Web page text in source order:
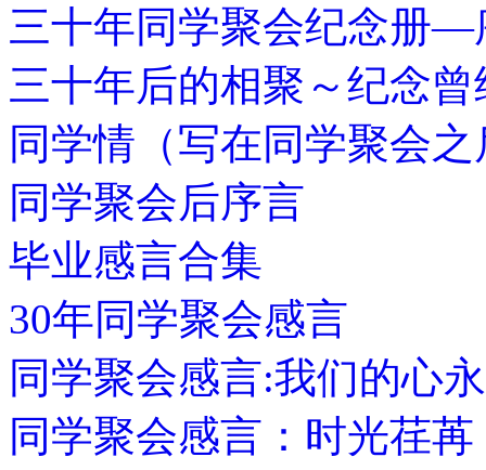
三十年同学聚会纪念册—
三十年后的相聚～纪念
同学情（写在同学聚会之
同学聚会后序言
毕业感言合集
30年同学聚会感言
同学聚会感言:我们的心
同学聚会感言：时光荏